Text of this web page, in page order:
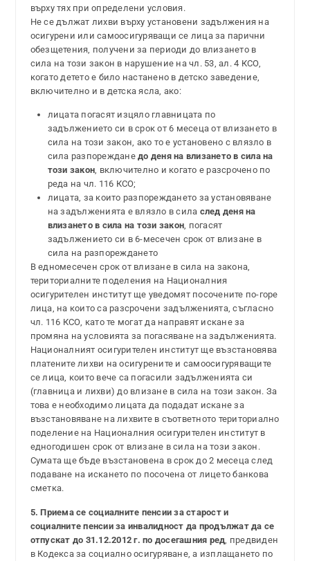
върху тях при определени условия.
Не се дължат лихви върху установени задължения на
осигурени или самоосигуряващи се лица за парични
обезщетения, получени за периоди до влизането в
сила на този закон в нарушение на чл. 53, ал. 4 КСО,
когато детето е било настанено в детско заведение,
включително и в детска ясла, ако:
лицата погасят изцяло главницата по
задължението си в срок от 6 месеца от влизането в
сила на този закон, ако то е установено с влязло в
сила разпорежданедо деня на влизането в сила на
този закон, включително и когато е разсрочено по
реда на чл. 116 КСО;
лицата, за които разпореждането за установяване
на задълженията е влязло в сила след деня на
влизането в сила на този закон, погасят
задължението си в 6-месечен срок от влизане в
сила на разпореждането
В едномесечен срок от влизане в сила на закона,
териториалните поделения на Националния
осигурителен институт ще уведомят посочените по-горе
лица, на които са разсрочени задълженията, съгласно
чл. 116 КСО, като те могат да направят искане за
промяна на условията за погасяване на задълженията.
Националният осигурителен институт ще възстановява
платените лихви на осигурените и самоосигуряващите
се лица, които вече са погасили задълженията си
(главница и лихви) до влизане в сила на този закон. За
това е необходимо лицата да подадат искане за
възстановяване на лихвите в съответното териториално
поделение на Националния осигурителен институт в
едногодишен срок от влизане в сила на този закон.
Сумата ще бъде възстановена в срок до 2 месеца след
подаване на искането по посочена от лицето банкова
сметка.
5. Приема се социалните пенсии за старост и
социалните пенсии за инвалидност да продължат да се
отпускат до 31.12.2012 г. по досегашния ред , предвиден
в Кодекса за социално осигуряване, а изплащането по